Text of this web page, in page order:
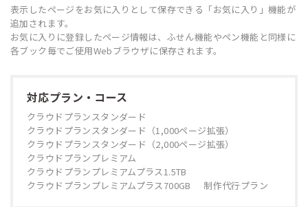
表示したページをお気に入りとして保存できる「お気に入り」機能が
追加されます。
お気に入りに登録したページ情報は、ふせん機能やペン機能と同様に
各ブック毎でご使用Webブラウザに保存されます。
対応プラン・コース
クラウドプランスタンダード
クラウドプランスタンダード（1,000ページ拡張）
クラウドプランスタンダード（2,000ページ拡張）
クラウドプランプレミアム
クラウドプランプレミアムプラス1.5TB
クラウドプランプレミアムプラス700GB
制作代行プラン